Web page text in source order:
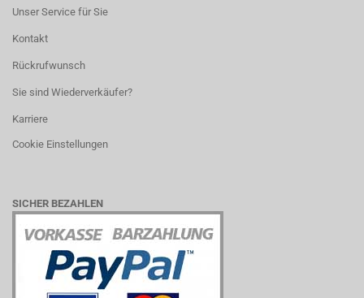
Unser Service für Sie
Kontakt
Rückrufwunsch
Sie sind Wiederverkäufer?
Karriere
Cookie Einstellungen
SICHER BEZAHLEN